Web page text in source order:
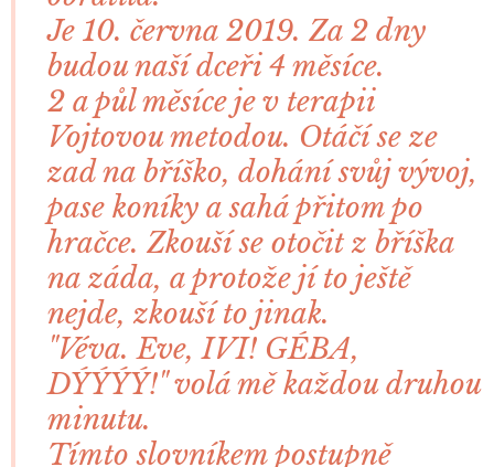
Je 10. června 2019. Za 2 dny
budou naší dceři 4 měsíce.
2 a půl měsíce je v terapii
Vojtovou metodou. Otáčí se ze
zad na bříško, dohání svůj vývoj,
pase koníky a sahá přitom po
hračce. Zkouší se otočit z bříška
na záda, a protože jí to ještě
nejde, zkouší to jinak.
"Véva. Eve, IVI! GÉBA,
DÝÝÝÝ!" volá mě každou druhou
minutu.
Tímto slovníkem postupně